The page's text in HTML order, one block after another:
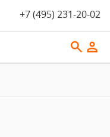
+7 (495) 231-20-02